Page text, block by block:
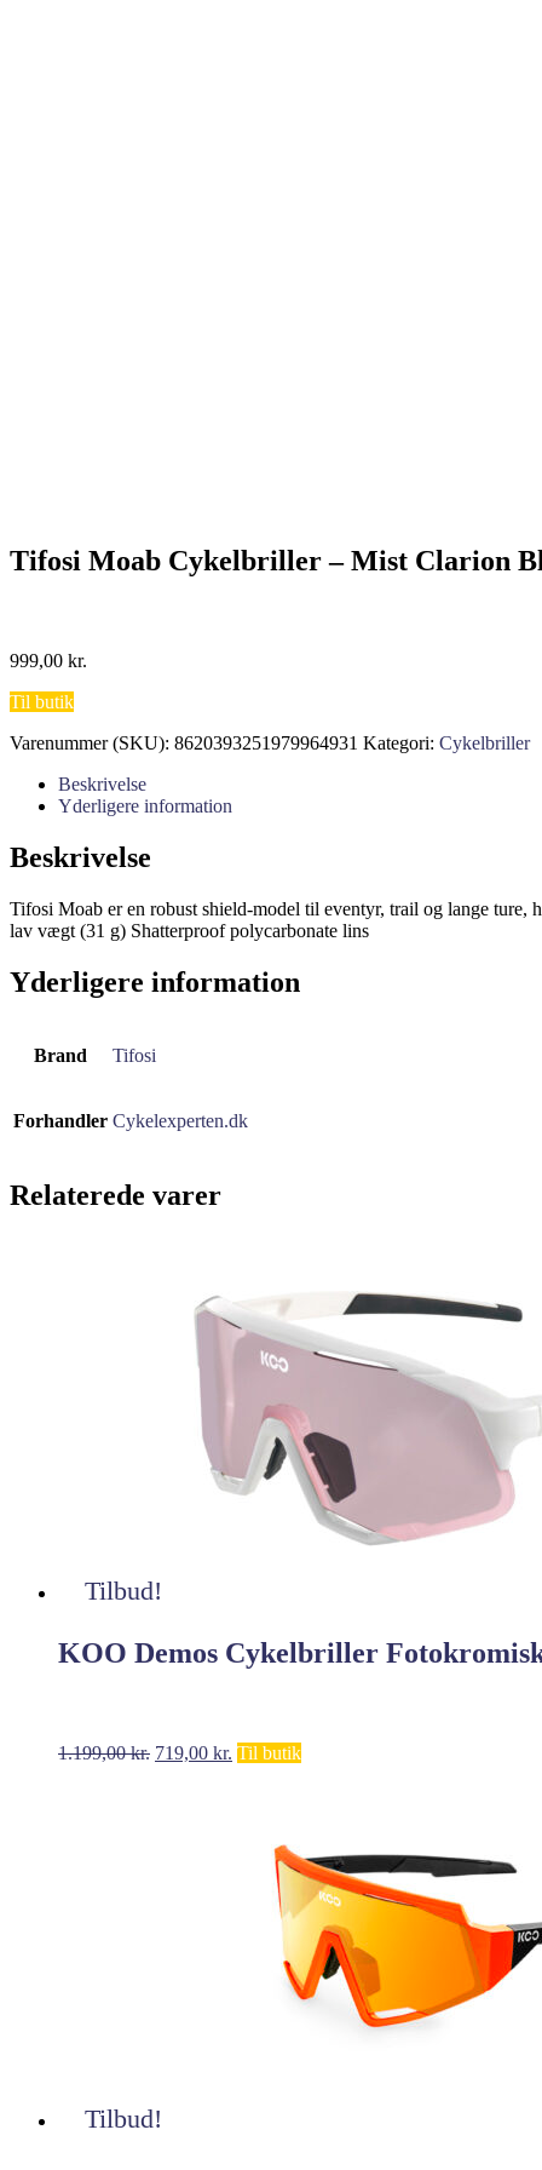
Tifosi Moab Cykelbriller – Mist Clarion
999,00 kr.
Til butik
Varenummer (SKU): 8620393251979964931 Kategori: Cykelbriller
Beskrivelse
Yderligere information
Beskrivelse
Tifosi Moab er en robust shield-model til eventyr, trail og lange
lav vægt (31 g) Shatterproof polycarbonate lins
Yderligere information
Brand Tifosi
Forhandler Cykelexperten.dk
Relaterede varer
Tilbud!
KOO Demos Cykelbriller
1.199,00kr. Den
719,00 kr. Den
Til butik
Tilbud!